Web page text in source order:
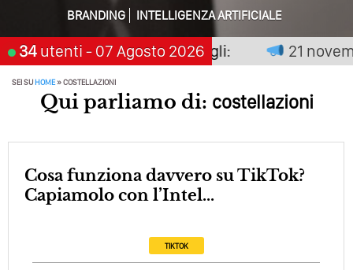
Solo Rumore…
Perché Non Guadagni Sui Social Media? Probabilmente
Tutto Peggiorerà
Caso Delle Braccia Incrociate
Come Promuoversi Nel Wedding? Il Mio Intervento Per
L’Accademia Del Wedding
BRANDING
INTELLIGENZA ARTIFICIALE
34 utenti - 07 Agosto 2026
premia chi aspetta, scegli: 21
SEI SUHOME»COSTELLAZIONI
Qui parliamo di: costellazioni
Cosa funziona davvero su TikTok?
Capiamolo con l’Intel...
TIKTOK